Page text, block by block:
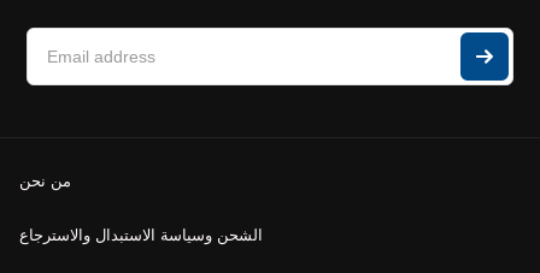
من نحن
الشحن وسياسة الاستبدال والاسترجاع